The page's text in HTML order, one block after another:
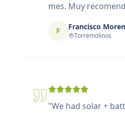
mes. Muy
F Francisco
Torremolinos
"We had solar +